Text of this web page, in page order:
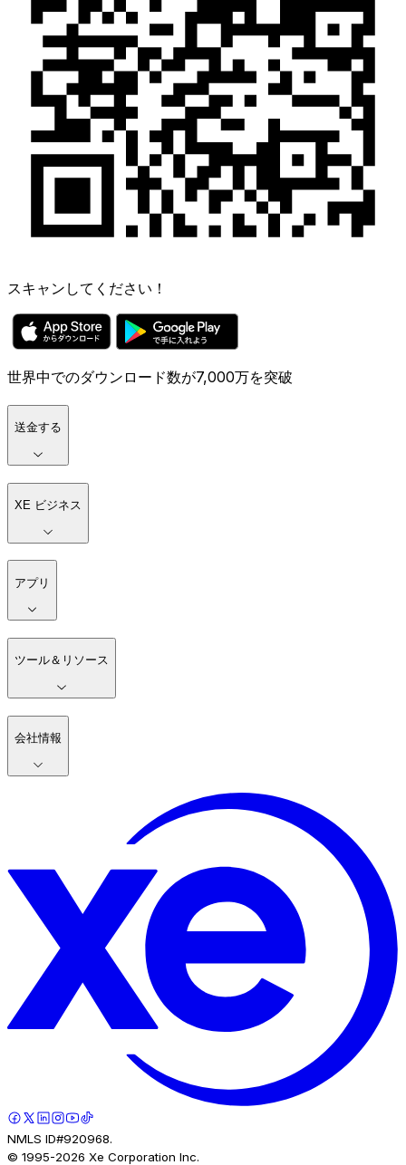
スキャンしてください！
世界中でのダウンロード数が7,000万を突破
送金する
XE ビジネス
アプリ
ツール＆リソース
会社情報
NMLS ID#920968.
© 1995-2026 Xe Corporation Inc.